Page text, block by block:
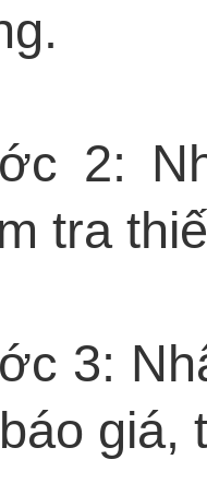
2:
tra
3:
giá,